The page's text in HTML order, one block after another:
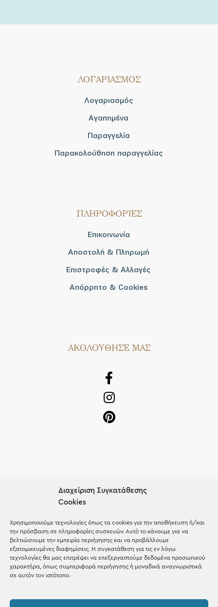
Διαχείριση Συγκατάθεσης
Cookies
Χρησιμοποιούμε τεχνολογίες όπως τα cookies για την αποθήκευση ή/και
την πρόσβαση σε πληροφορίες συσκευών. Αυτό το κάνουμε για να
βελτιώσουμε την εμπειρία περιήγησης και να προβάλλουμε
εξατομικευμένες διαφημίσεις. Η συγκατάθεση για τις εν λόγω
τεχνολογίες θα μας επιτρέψει να επεξεργαστούμε δεδομένα προσωπικού
χαρακτήρα, όπως συμπεριφορά περιήγησης ή μοναδικά αναγνωριστικά
σε αυτόν τον ιστότοπο.
ΛΟΓΑΡΙΑΣΜΟΣ
Λογαριασμός
Αγαπημένα
Παραγγελία
Παρακολούθηση παραγγελίας
ΠΛΗΡΟΦΟΡΙΕΣ
Επικοινωνία
Αποστολή & Πληρωμή
Επιστροφές & Αλλαγές
Απόρρητο & Cookies
AΚΟΛΟΥΘΗΣΕ ΜΑΣ
Μέχρι 30€
Blog
Shop the look